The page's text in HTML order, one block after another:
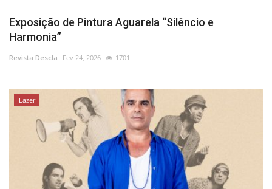
Exposição de Pintura Aguarela “Silêncio e
Harmonia”
Revista Descla Fev 24, 2026 1701
Lazer